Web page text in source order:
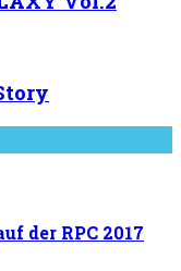
der RPC 2017